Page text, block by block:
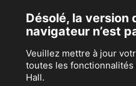
Désolé, la version
navigateur n’est
Veuillez mettre à jour
toutes les
Hall.